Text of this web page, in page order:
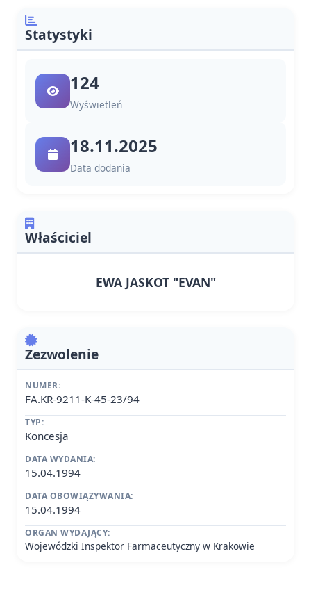
Statystyki
124
Wyświetleń
18.11.2025
Data dodania
Właściciel
EWA JASKOT "EVAN"
Zezwolenie
NUMER:
FA.KR-9211-K-45-23/94
TYP:
Koncesja
DATA WYDANIA:
15.04.1994
DATA OBOWIĄZYWANIA:
15.04.1994
ORGAN WYDAJĄCY:
Wojewódzki Inspektor Farmaceutyczny w Krakowie